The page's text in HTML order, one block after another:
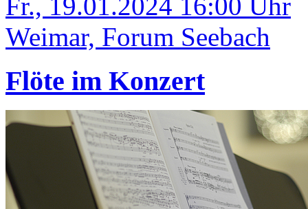
Weimar, Forum Seebach
Flöte im Konzert